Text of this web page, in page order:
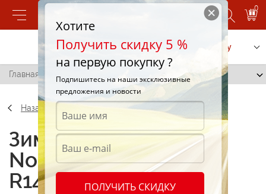
0
Позвонить Заказать услугу
Главная / Nokian Nordman RS2 175/70 R14 88R
Назад
Зимние шины Nokian
Nordman RS2 175/70
R14 88R
Хотите
Получить скидку 5 %
на первую покупку ?
Подпишитесь на наши эксклюзивные
предложения и новости
ПОЛУЧИТЬ СКИДКУ